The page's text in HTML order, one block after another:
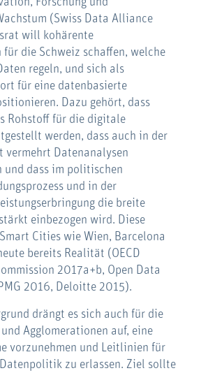
(Swiss Data Alliance
will kohärente
für die Schweiz schaffen, welche
regeln, und sich als
für eine datenbasierte
Dazu gehört, dass
Rohstoff für die digitale
werden, dass auch in der
vermehrt Datenanalysen
und dass im politischen
und in der
die breite
einbezogen wird. Diese
Cities wie Wien, Barcelona
bereits Realität (OECD
2017a+b, Open Data
2016, Deloitte 2015).
drängt es sich auch für die
Agglomerationen auf, eine
vorzunehmen und Leitlinien für
zu erlassen. Ziel sollte